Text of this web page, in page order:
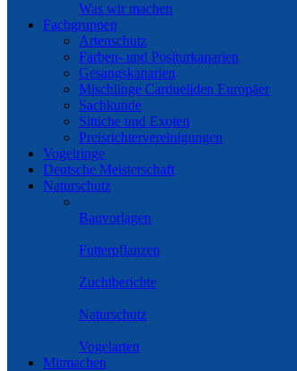
Was wir machen
Fachgruppen
Artenschutz
Farben- und Positurkanarien
Gesangskanarien
Mischlinge Cardueliden Europäer
Sachkunde
Sittiche und Exoten
Preisrichtervereinigungen
Vogelringe
Deutsche Meisterschaft
Naturschutz
Bauvorlagen
Futterpflanzen
Zuchtberichte
Naturschutz
Vogelarten
Mitmachen